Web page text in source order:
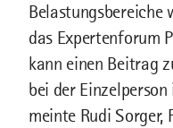
Belastungsbereiche
das Expertenforum
kann einen Beitrag
bei der
meinte Rudi